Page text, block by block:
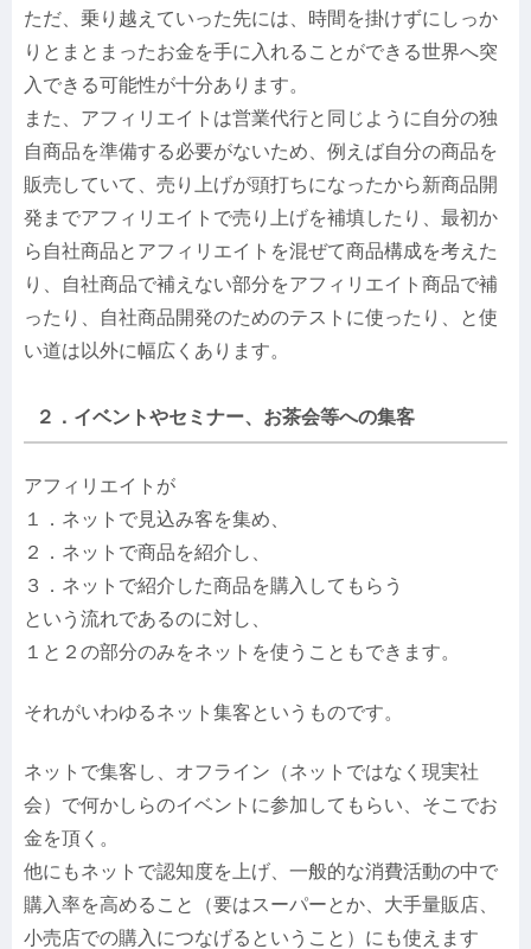
ただ、乗り越えていった先には、時間を掛けずにしっか
りとまとまったお金を手に入れることができる世界へ突
入できる可能性が十分あります。
また、アフィリエイトは営業代行と同じように自分の独
自商品を準備する必要がないため、例えば自分の商品を
販売していて、売り上げが頭打ちになったから新商品開
発までアフィリエイトで売り上げを補填したり、最初か
ら自社商品とアフィリエイトを混ぜて商品構成を考えた
り、自社商品で補えない部分をアフィリエイト商品で補
ったり、自社商品開発のためのテストに使ったり、と使
い道は以外に幅広くあります。
２．イベントやセミナー、お茶会等への集客
アフィリエイトが
１．ネットで見込み客を集め、
２．ネットで商品を紹介し、
３．ネットで紹介した商品を購入してもらう
という流れであるのに対し、
１と２の部分のみをネットを使うこともできます。
それがいわゆるネット集客というものです。
ネットで集客し、オフライン（ネットではなく現実社
会）で何かしらのイベントに参加してもらい、そこでお
金を頂く。
他にもネットで認知度を上げ、一般的な消費活動の中で
購入率を高めること（要はスーパーとか、大手量販店、
小売店での購入につなげるということ）にも使えます